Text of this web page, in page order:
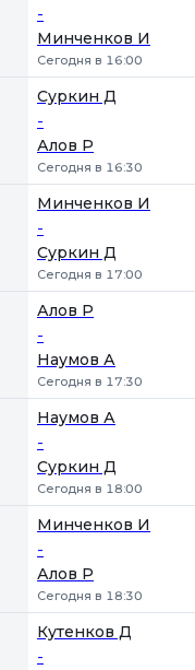
-
Минченков И
Сегодня в 16:00
Суркин Д
-
Алов Р
Сегодня в 16:30
Минченков И
-
Суркин Д
Сегодня в 17:00
Алов Р
-
Наумов А
Сегодня в 17:30
Наумов А
-
Суркин Д
Сегодня в 18:00
Минченков И
-
Алов Р
Сегодня в 18:30
Кутенков Д
-